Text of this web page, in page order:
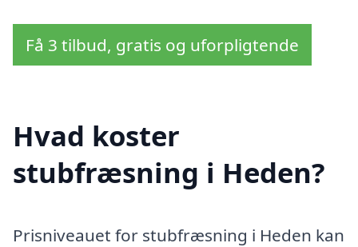
Få 3 tilbud, gratis og uforpligtende
Hvad koster
stubfræsning i Heden?
Prisniveauet for stubfræsning i Heden kan